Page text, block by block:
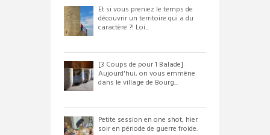
Et si vous preniez le temps de
découvrir un territoire qui a du
caractère ?! Loi...
[3 Coups de pour 1 Balade]
Aujourd'hui, on vous emmène
dans le village de Bourg...
Petite session en one shot, hier
soir en période de guerre froide.